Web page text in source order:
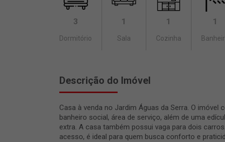
3
Dormitório
1
Sala
1
Cozinha
1
Descrição do Imóvel
Casa à venda no Jardim Águas da Serra. O
banheiro social, área de serviço, além de uma
extra. A casa também possui vaga para dois
acesso, é ideal para quem busca conforto e